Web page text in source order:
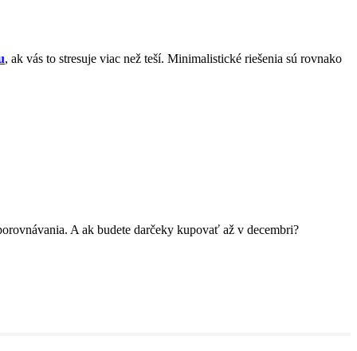
, ak vás to stresuje viac než teší. Minimalistické riešenia sú rovnako
A ak budete darčeky kupovať až v decembri?